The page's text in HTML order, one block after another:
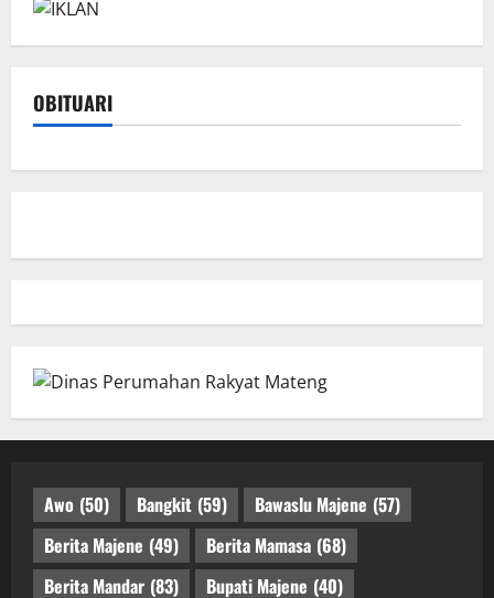
OBITUARI
Awo (50) Bangkit (59) Bawaslu Majene (57)
Berita Majene (49) Berita Mamasa (68)
Berita Mandar (83) Bupati Majene (40)